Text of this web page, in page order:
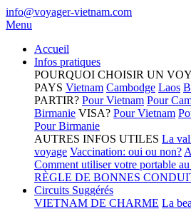
info@voyager-vietnam.com
Menu
Accueil
Infos pratiques
POURQUOI CHOISIR UN
PAYS Vietnam Cambodge Laos
PARTIR? Pour Vietnam Pour
Birmanie VISA? Pour Vietnam
Pour Birmanie
AUTRES INFOS UTILES La
voyage Vaccination: oui ou non?
Comment utiliser votre portable
RÈGLE DE BONNES
Circuits Suggérés
VIETNAM DE CHARME La